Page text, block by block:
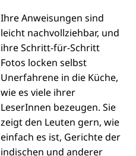
Ihre Anweisungen sind
leicht nachvollziehbar, und
ihre Schritt-für-Schritt
Fotos locken selbst
Unerfahrene in die Küche,
wie es viele ihrer
LeserInnen bezeugen. Sie
zeigt den Leuten gern, wie
einfach es ist, Gerichte der
indischen und anderer